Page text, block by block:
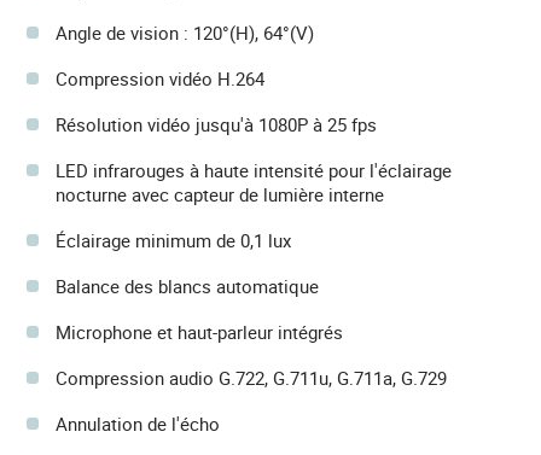
Angle de vision : 120°(H), 64°(V)
Compression vidéo H.264
Résolution vidéo jusqu'à 1080P à 25 fps
LED infrarouges à haute intensité pour l'éclairage
nocturne avec capteur de lumière interne
Éclairage minimum de 0,1 lux
Balance des blancs automatique
Microphone et haut-parleur intégrés
Compression audio G.722, G.711u, G.711a, G.729
Annulation de l'écho